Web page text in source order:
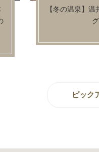
春の食材を楽
ピック